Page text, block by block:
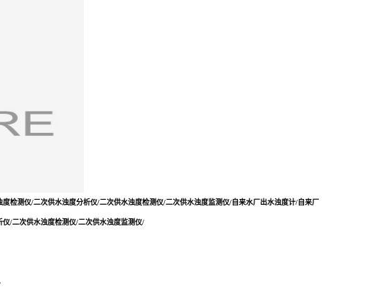
检测仪/二次供水浊度分析仪/二次供水浊度检测仪/二次供水浊度监测仪/自来水厂出水浊度计/自来厂
/二次供水浊度检测仪/二次供水浊度监测仪/